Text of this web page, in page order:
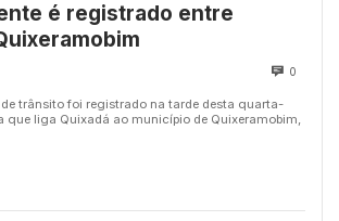
é registrado entre
0
trânsito foi registrado na tarde desta quarta-
que liga Quixadá ao município de Quixeramobim,